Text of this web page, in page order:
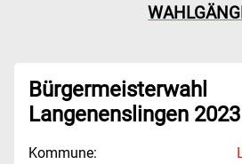
Bürgermeisterwahl
Langenenslingen 2023
Kommune: